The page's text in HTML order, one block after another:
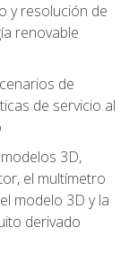
y resolución de
renovable
de
de servicio al
3D,
el multímetro
modelo 3D y la
derivado